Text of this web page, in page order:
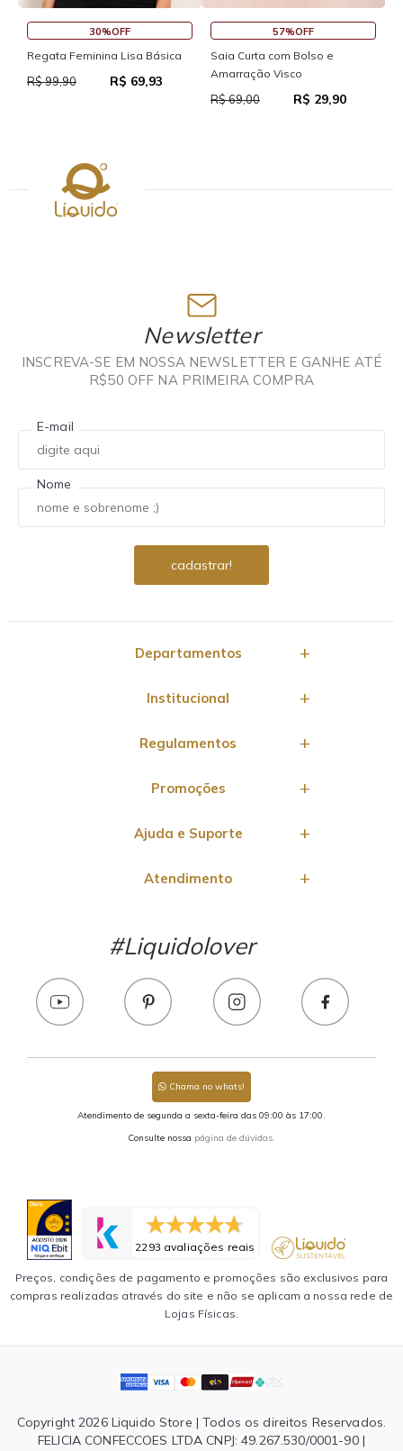
30%OFF
Regata Feminina Lisa Básica
R$ 99,90 R$ 69,93
57%OFF
Saia Curta com Bolso e
Amarração Visco
R$ 69,00 R$ 29,90
Newsletter
INSCREVA-SE EM NOSSA NEWSLETTER E GANHE ATÉ
R$50 OFF NA PRIMEIRA COMPRA
E-mail
Nome
Departamentos
Institucional
Regulamentos
Promoções
Ajuda e Suporte
Atendimento
#Liquidolover
Chama no whats!
Atendimento de segunda a sexta-feira das 09:00 às 17:00.
Consulte nossa página de dúvidas.
2293 avaliações reais
Preços, condições de pagamento e promoções são exclusivos para
compras realizadas através do site e não se aplicam a nossa rede de
Lojas Físicas.
Copyright 2026 Liquido Store | Todos os direitos Reservados.
FELICIA CONFECCOES LTDA CNPJ: 49.267.530/0001-90 |